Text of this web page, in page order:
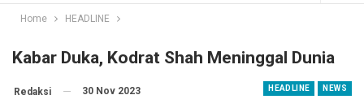
Home HEADLINE
Kabar Duka, Kodrat Shah Meninggal Dunia
HEADLINE NEWS
Redaksi 30 Nov 2023